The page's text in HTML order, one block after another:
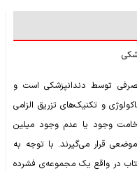
توسط دندانپزشکی است و
و تکنیک‌های تزریق الزامی
وجود یا عدم وجود میلین
قرار می‌گیرند. با توجه به
در واقع یک مجموعه‌ی فشرده